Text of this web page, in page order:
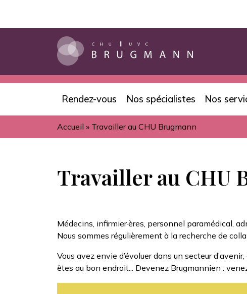
Navigation
principale
Rendez-vous Nos spécialistes Nos
Fil
Accueil Travailler au CHU Brugmann
Travailler au CHU
Médecins, infirmier·ères, personnel paramédical,
Nous sommes régulièrement à la recherche de
Vous avez envie d’évoluer dans un secteur
êtes au bon endroit... Devenez Brugmannien :